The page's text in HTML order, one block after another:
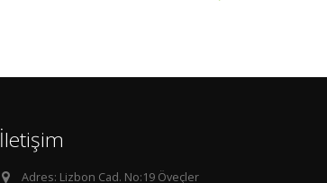
İletişim
Adres: Lizbon Cad. No:19 Öveçler